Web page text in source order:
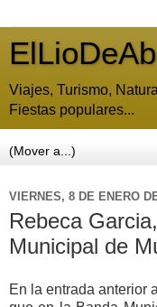
Viajes, Turismo,
Fiestas populares...
VIERNES, 8 DE ENERO
Rebeca
Municipal de
En la entrada anterior